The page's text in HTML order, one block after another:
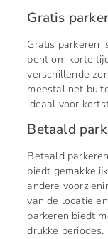
Gratis
Gratis parkeren
bent om korte
verschillende
meestal net
ideaal voor
Betaald
Betaald
biedt
andere
van de locatie
parkeren biedt
drukke periodes.